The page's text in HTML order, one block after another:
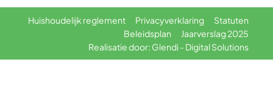
Huishoudelijk reglement Privacyverklaring
Statuten
Beleidsplan
Jaarverslag 2025
Realisatie door: Glendi - Digital Solutions